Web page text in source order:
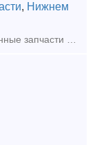
, Нижнем
КУПИМ (приобретаем) ВЫКУПАЕМ - вагонные запчасти ж/д: Любое кол-во... 1. Куплю - Сектор запорный левый 296.45.183-0, Сектор запорный правый 296.45.183-00 2. Куплю - Аппара